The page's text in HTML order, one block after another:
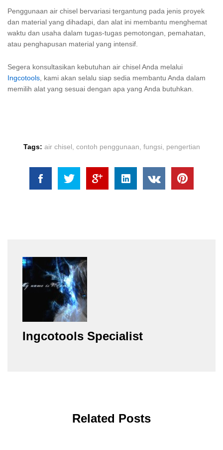
Penggunaan air chisel bervariasi tergantung pada jenis proyek
dan material yang dihadapi, dan alat ini membantu menghemat
waktu dan usaha dalam tugas-tugas pemotongan, pemahatan,
atau penghapusan material yang intensif.
Segera konsultasikan kebutuhan air chisel Anda melalui
Ingcotools, kami akan selalu siap sedia membantu Anda dalam
memilih alat yang sesuai dengan apa yang Anda butuhkan.
Tags: air chisel contoh penggunaan fungsi pengertian
Ingcotools Specialist
Related Posts